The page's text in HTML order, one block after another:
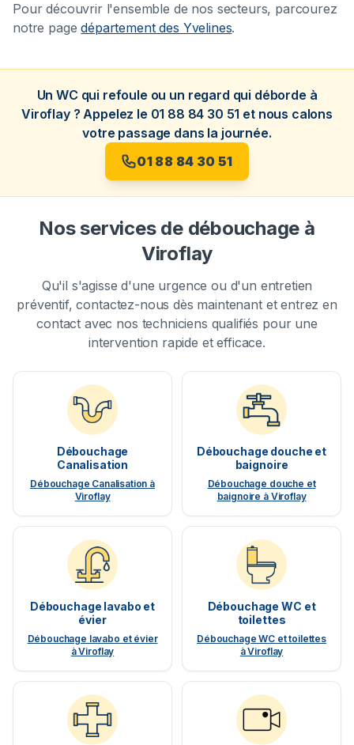
Pour découvrir l'ensemble de nos secteurs, parcourez
notre pagedépartement des Yvelines.
Un WC qui refoule ou un regard qui déborde à
Viroflay ? Appelez le 01 88 84 30 51 et nous calons
votre passage dans la journée.
01 88 84 30 51
Nos services de débouchage à
Viroflay
Qu'il s'agisse d'une urgence ou d'un entretien
préventif, contactez-nous dès maintenant et entrez en
contact avec nos techniciens qualifiés pour une
intervention rapide et efficace.
Débouchage
Canalisation
Débouchage Canalisation à
Viroflay
Débouchage douche et
baignoire
Débouchage douche et
baignoire à Viroflay
Débouchage lavabo et
évier
Débouchage lavabo et évier
à Viroflay
Débouchage WC et
toilettes
Débouchage WC et toilettes
à Viroflay